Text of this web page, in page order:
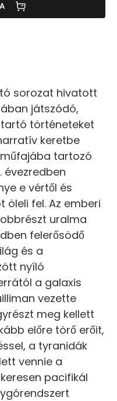
sorozat hivatott
játszódó,
történeteket
keretbe
tartozó
évezredben
e vértől és
fel. Az emberi
uralma
felerősödő
és a
nyíló
a galaxis
vezette
meg kellett
előre törő erőit,
a tyranidák
vennie a
pacifikál